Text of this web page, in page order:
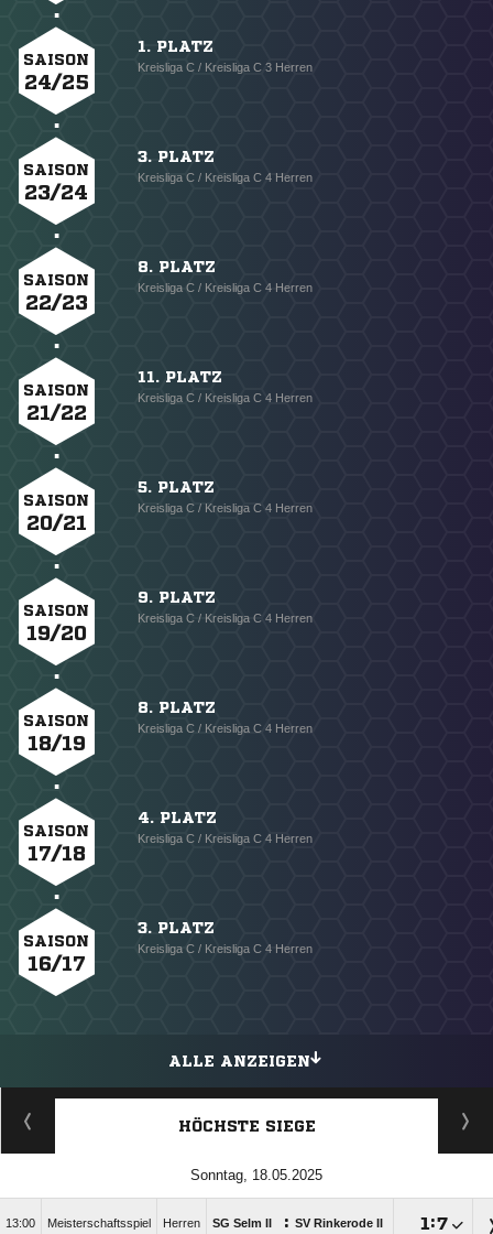
SAISON
24/25
1. PLATZ
Kreisliga C / Kreisliga C 3 Herren
SAISON
23/24
3. PLATZ
Kreisliga C / Kreisliga C 4 Herren
SAISON
22/23
8. PLATZ
Kreisliga C / Kreisliga C 4 Herren
SAISON
21/22
11. PLATZ
Kreisliga C / Kreisliga C 4 Herren
SAISON
20/21
5. PLATZ
Kreisliga C / Kreisliga C 4 Herren
SAISON
19/20
9. PLATZ
Kreisliga C / Kreisliga C 4 Herren
SAISON
18/19
8. PLATZ
Kreisliga C / Kreisliga C 4 Herren
SAISON
17/18
4. PLATZ
Kreisliga C / Kreisliga C 4 Herren
SAISON
16/17
3. PLATZ
Kreisliga C / Kreisliga C 4 Herren
ALLE ANZEIGEN
HÖCHSTE SIEGE
Sonntag, 18.05.2025
13:00 Meisterschaftsspiel Herren SG Selm II : SV Rinkerode II :